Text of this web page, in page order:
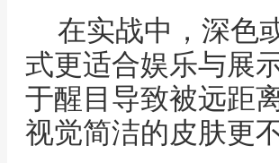
在实战中，深色
式更适合娱乐与展
于醒目导致被远距
视觉简洁的皮肤更